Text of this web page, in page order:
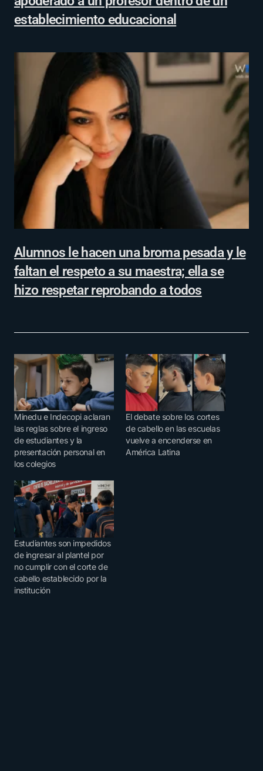
establecimiento educacional
Alumnos le hacen una broma pesada y le
faltan el respeto a su maestra; ella se
hizo respetar reprobando a todos
Minedu e Indecopi aclaran
las reglas sobre el ingreso
de estudiantes y la
presentación personal en
los colegios
El debate sobre los cortes
de cabello en las escuelas
vuelve a encenderse en
América Latina
Estudiantes son impedidos
de ingresar al plantel por
no cumplir con el corte de
cabello establecido por la
institución